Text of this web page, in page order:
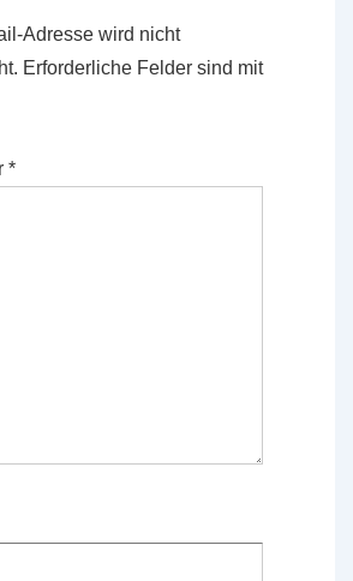
Adresse wird nicht
Erforderliche Felder sind mit
*